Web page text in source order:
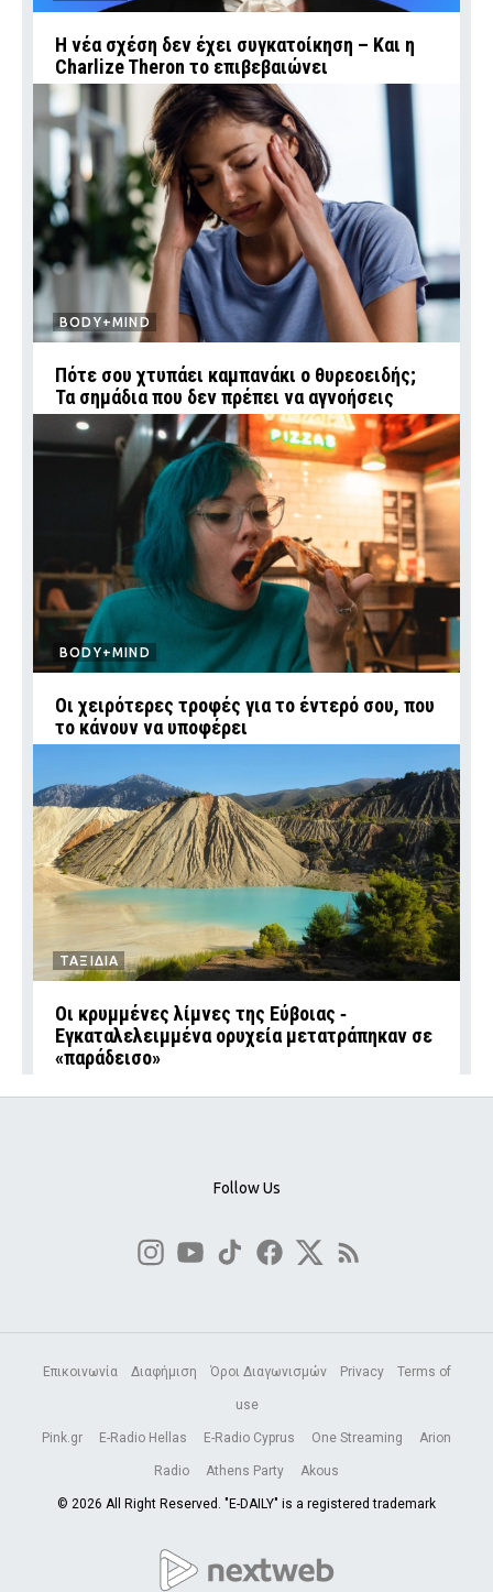
Η νέα σχέση δεν έχει συγκατοίκηση – Και η
Charlize Theron το επιβεβαιώνει
BODY+MIND
Πότε σου χτυπάει καμπανάκι ο θυρεοειδής;
Τα σημάδια που δεν πρέπει να αγνοήσεις
BODY+MIND
Οι χειρότερες τροφές για το έντερό σου, που
το κάνουν να υποφέρει
ΤΑΞΙΔΙΑ
Οι κρυμμένες λίμνες της Εύβοιας ‑
Εγκαταλελειμμένα ορυχεία μετατράπηκαν σε
«παράδεισο»
Follow Us
Επικοινωνία Διαφήμιση Όροι Διαγωνισμών Privacy Terms of
use
Pink.gr E-Radio Hellas E-Radio Cyprus One Streaming Arion
Radio Athens Party Akous
© 2026 All Right Reserved. "E-DAILY" is a registered trademark